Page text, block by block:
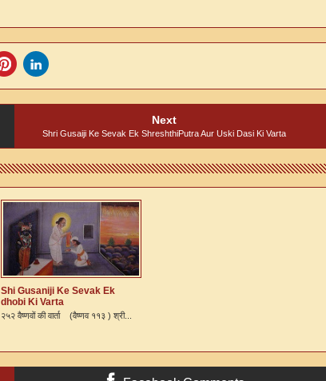
Next
Shri Gusaiji Ke Sevak Ek ShreshthiPutra Aur Uski Dasi Ki Varta
Shi Gusaniji Ke Sevak Ek
dhobi Ki Varta
२५२ वैष्णवों की वार्ता (वैष्णव ११३ ) श्री...